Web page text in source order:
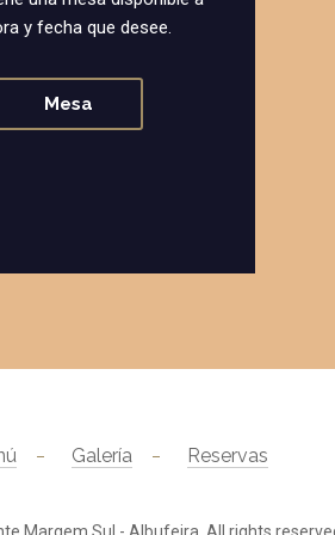
y fecha que desee.
Mesa
Galería Reservas